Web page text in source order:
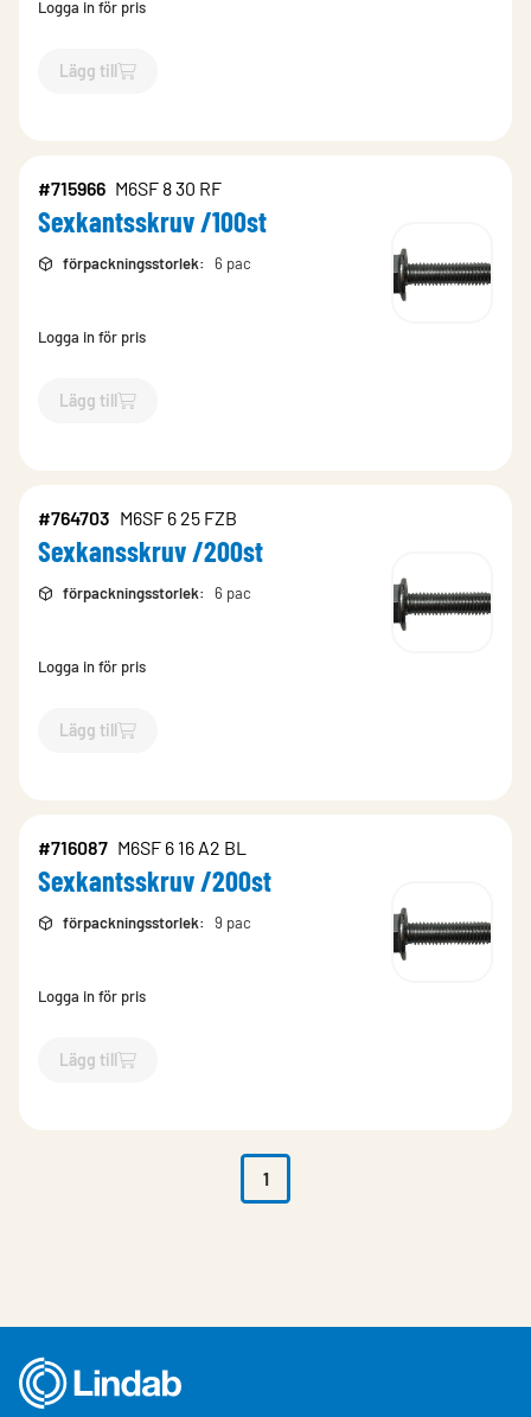
Logga in för pris
Lägg till
`$Lägg till
#715966 M6SF 8 30 RF
Sexkantsskruv /100st
förpackningsstorlek: 6 pac
Logga in för pris
Lägg till
`$Lägg till
#764703 M6SF 6 25 FZB
Sexkansskruv /200st
förpackningsstorlek: 6 pac
Logga in för pris
Lägg till
`$Lägg till
#716087 M6SF 6 16 A2 BL
Sexkantsskruv /200st
förpackningsstorlek: 9 pac
Logga in för pris
Lägg till
`$Lägg till
1